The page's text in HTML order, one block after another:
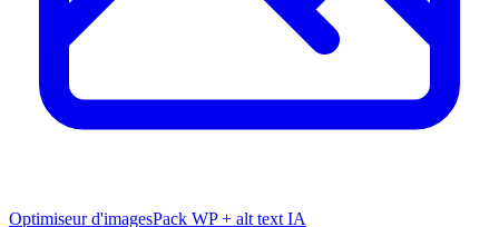
Optimiseur d'imagesPack WP + alt text IA